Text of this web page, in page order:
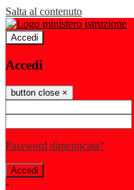
Salta al contenuto
Accedi
Accedi
button close ×
Password dimenticata?
-